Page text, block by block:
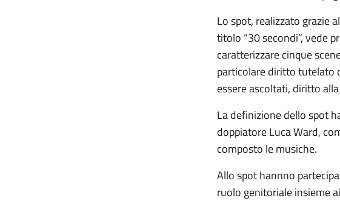
Lo spot, realizzato grazie
titolo “30 secondi”, vede
caratterizzare cinque
particolare diritto tutelato
essere ascoltati, diritto
La definizione dello spot
doppiatore Luca Ward,
composto le musiche.
Allo spot hannno
ruolo genitoriale insieme